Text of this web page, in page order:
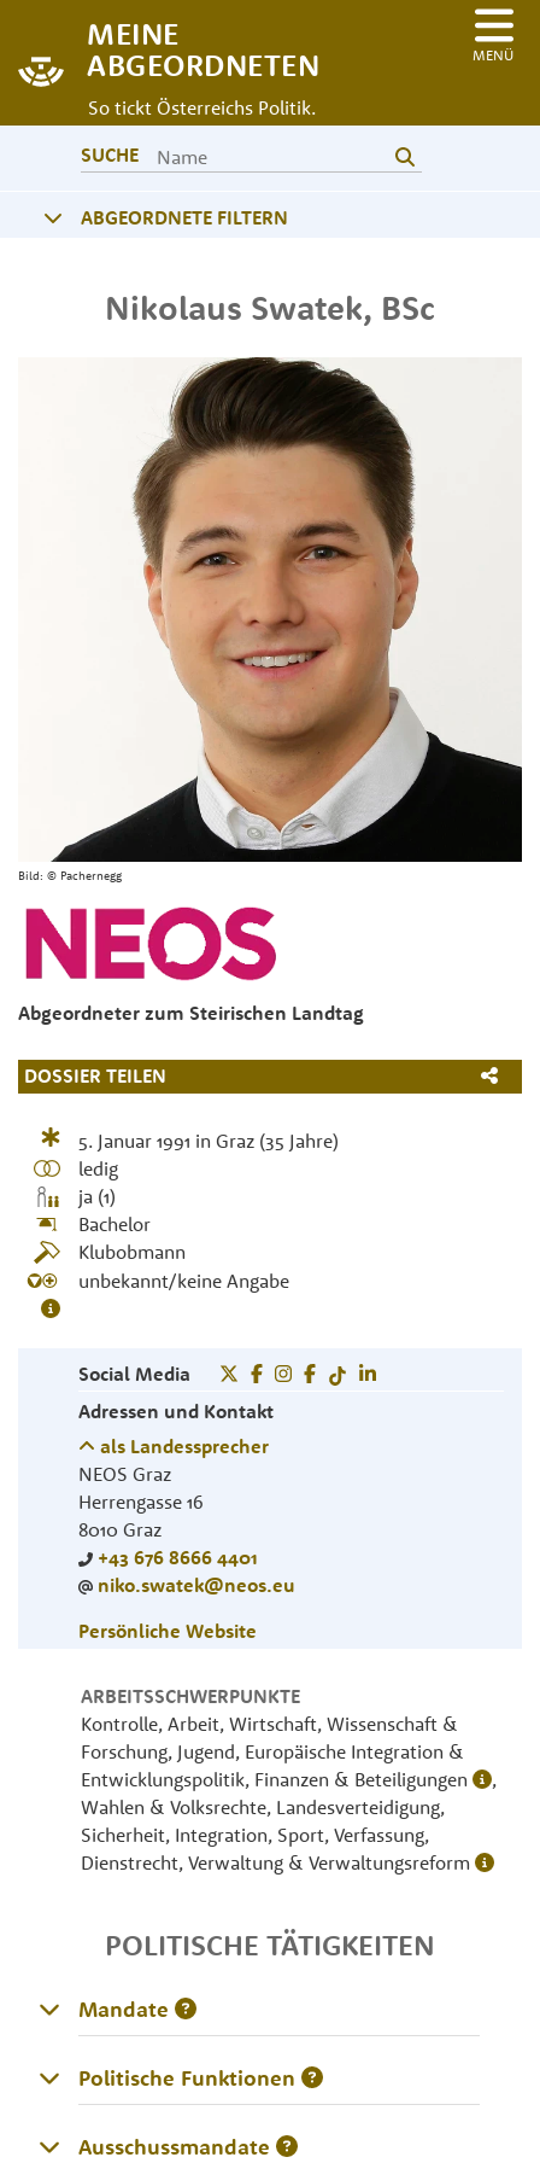
MEINE
ABGEORDNETEN
So tickt Österreichs Politik.
MENÜ
SUCHE
ABGEORDNETE FILTERN
Nikolaus Swatek, BSc
Bild: © Pachernegg
Abgeordneter zum Steirischen Landtag
DOSSIER TEILEN
5. Januar 1991 in Graz (35 Jahre)
ledig
ja (1)
Bachelor
Klubobmann
unbekannt/keine Angabe
Social Media
Adressen und Kontakt
als Landessprecher
NEOS Graz
Herrengasse 16
8010 Graz
+43 676 8666 4401
niko.swatek@neos.eu
Persönliche Website
ARBEITSSCHWERPUNKTE
Kontrolle, Arbeit, Wirtschaft, Wissenschaft &
Forschung, Jugend, Europäische Integration &
Entwicklungspolitik, Finanzen & Beteiligungen
,
Wahlen & Volksrechte, Landesverteidigung,
Sicherheit, Integration, Sport, Verfassung,
Dienstrecht, Verwaltung & Verwaltungsreform
POLITISCHE TÄTIGKEITEN
Mandate
Politische Funktionen
Ausschussmandate